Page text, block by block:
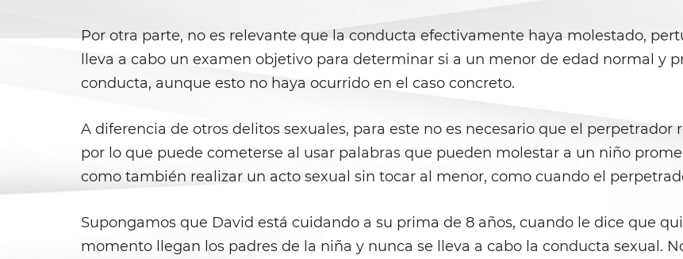
Por otra parte, no es relevante que la conducta efectivamente haya molestado,
lleva a cabo un examen objetivo para determinar si a un menor de edad normal y
conducta, aunque esto no haya ocurrido en el caso concreto.
A diferencia de otros delitos sexuales, para este no es necesario que el
por lo que puede cometerse al usar palabras que pueden molestar a un niño
como también realizar un acto sexual sin tocar al menor, como cuando el
Supongamos que David está cuidando a su prima de 8 años, cuando le dice que
momento llegan los padres de la niña y nunca se lleva a cabo la conducta sexual.